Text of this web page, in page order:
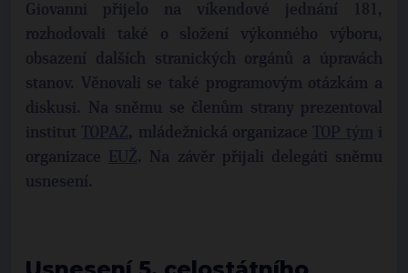
Giovanni přijelo na víkendové jednání 181,
rozhodovali také o složení výkonného výboru,
obsazení dalších stranických orgánů a úpravách
stanov. Věnovali se také programovým otázkám a
diskusi. Na sněmu se členům strany prezentoval
institut
, mládežnická organizace
i
organizace
. Na závěr přijali delegáti sněmu
usnesení.